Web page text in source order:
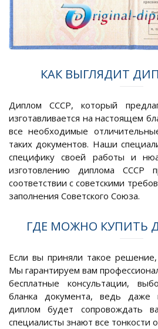
КАК ВЫГЛЯДИТ
Диплом СССР, который
изготавливается на настоящем
все необходимые
таких документов. Наши
специфику своей работы и
изготовлению диплома СССР
соответствии с советскими
заполнения Советского Союза.
ГДЕ МОЖНО КУПИТЬ
Если вы приняли такое
Мы гарантируем вам
бесплатные консультации,
бланка документа, ведь
диплом будет сопровождать
специалисты знают все тонкости